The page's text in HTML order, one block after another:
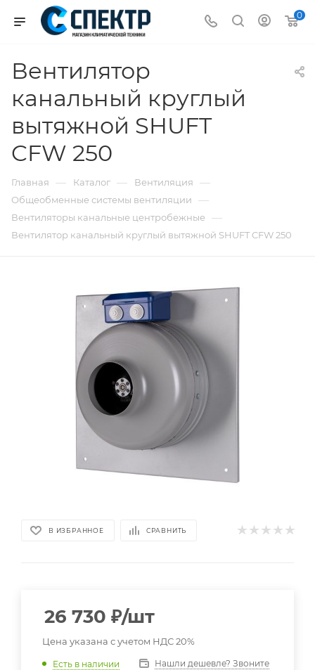
0
Вентилятор
канальный круглый
вытяжной SHUFT
CFW 250
Главная — Каталог — Вентиляция —
Общеобменные системы вентиляции —
Вентиляторы канальные центробежные —
Вентилятор канальный круглый вытяжной SHUFT CFW 250
В ИЗБРАННОЕ СРАВНИТЬ
26 730 ₽/шт
Цена указана с учетом НДС 20%
Есть в наличии Нашли дешевле? Звоните